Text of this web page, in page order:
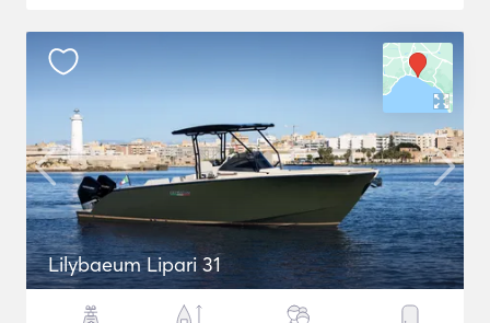
Lilybaeum Lipari 31